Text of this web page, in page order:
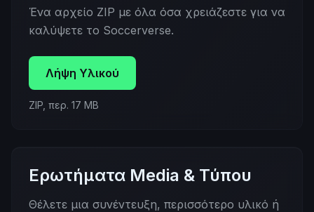
Ένα αρχείο ZIP με όλα όσα χρειάζεστε για να
καλύψετε το Soccerverse.
Λήψη Υλικού
ZIP, περ. 17 MB
Ερωτήματα Media & Τύπου
Θέλετε μια συνέντευξη, περισσότερο υλικό ή